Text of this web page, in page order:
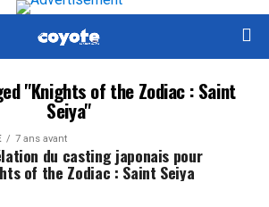
"Knights of the Zodiac : Saint
Seiya"
7 ans avant
du casting japonais pour
of the Zodiac : Saint Seiya